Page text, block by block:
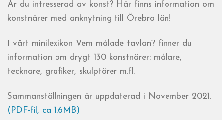
Är du intresserad av konst? Här finns information om
konstnärer med anknytning till Örebro län!
I vårt minilexikon Vem målade tavlan? finner du
information om drygt 130 konstnärer: målare,
tecknare, grafiker, skulptörer m.fl.
Sammanställningen är uppdaterad i November 2021.
(PDF-fil, ca 1.6MB)